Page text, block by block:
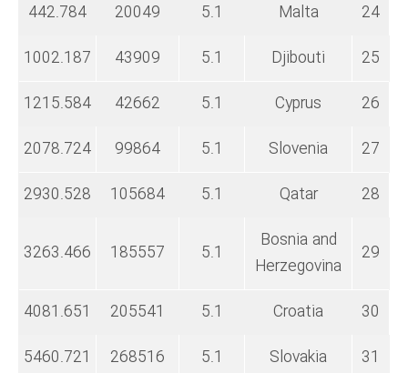
24
Malta
5.1
20049
442.784
25
Djibouti
5.1
43909
1002.187
26
Cyprus
5.1
42662
1215.584
27
Slovenia
5.1
99864
2078.724
28
Qatar
5.1
105684
2930.528
29
Bosnia and
Herzegovina
5.1
185557
3263.466
30
Croatia
5.1
205541
4081.651
31
Slovakia
5.1
268516
5460.721